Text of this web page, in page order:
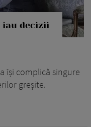
iau decizii
își complică singure
greșite.